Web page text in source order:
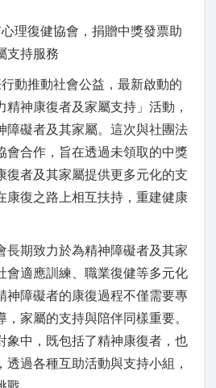
理復健協會，捐贈中獎發票助
支持服務
動推動社會公益，最新啟動的
精神康復者及家屬支持」活動，
障礙者及其家屬。這次與社團法
會合作，旨在透過未領取的中獎
復者及其家屬提供更多元化的支
康復之路上相互扶持，重建健康
長期致力於為精神障礙者及其家
會適應訓練、職業復健等多元化
神障礙者的康復過程不僅需要專
家屬的支持與陪伴同樣重要。
象中，既包括了精神康復者，也
透過各種互助活動與支持小組，